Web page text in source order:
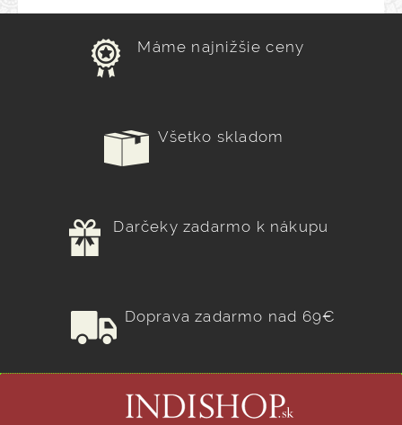
Máme najnižšie ceny
Všetko skladom
Darčeky zadarmo k nákupu
Doprava zadarmo nad 69€